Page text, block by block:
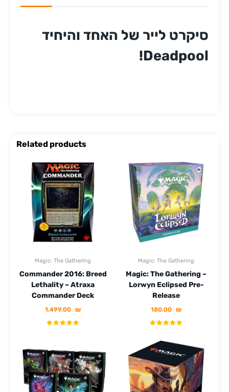
סיקרט לייר של האחד והיחיד
Deadpool!
Related products
Magic: The Gathering
Commander 2016: Breed
Lethality – Atraxa
Commander Deck
1,499.00 ₪
Magic: The Gathering
Magic: The Gathering –
Lorwyn Eclipsed Pre-
Release
180.00 ₪